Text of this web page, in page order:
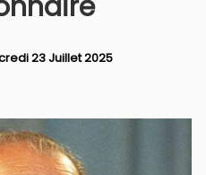
23 Juillet 2025